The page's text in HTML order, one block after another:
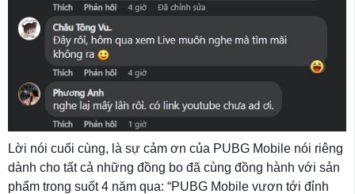
Lời nói cuối cùng, là sự cảm ơn của PUBG Mobile nói riêng
dành cho tất cả những đồng bo đã cùng đồng hành với sản
phẩm trong suốt 4 năm qua: “PUBG Mobile vươn tới đỉnh